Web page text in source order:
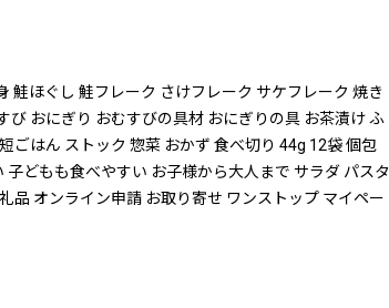
鮭ほぐし 鮭フレーク さけフレーク サケフレーク 焼き
び おにぎり おむすびの具材 おにぎりの具 お茶漬け ふ
ごはん ストック 惣菜 おかず 食べ切り 44g 12袋 個包
どもも食べやすい お子様から大人まで サラダ パスタ
品 オンライン申請 お取り寄せ ワンストップ マイペー